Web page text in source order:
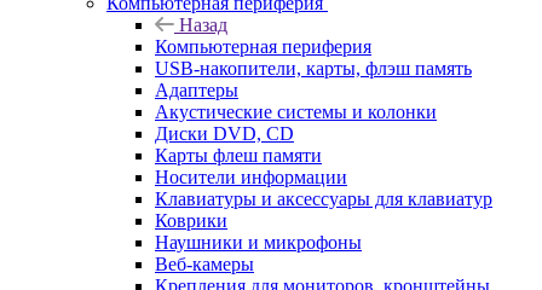
Назад
Компьютерная периферия
USB-накопители, карты, флэш память
Адаптеры
Акустические системы и колонки
Диски DVD, CD
Карты флеш памяти
Носители информации
Клавиатуры и аксессуары для клавиатур
Коврики
Наушники и микрофоны
Веб-камеры
Крепления для мониторов, кронштейны